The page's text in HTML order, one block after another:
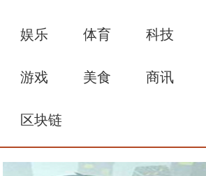
娱乐 体育 科技
游戏 美食 商讯
区块链